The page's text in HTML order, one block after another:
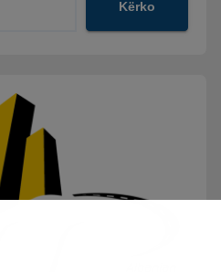
Kërko